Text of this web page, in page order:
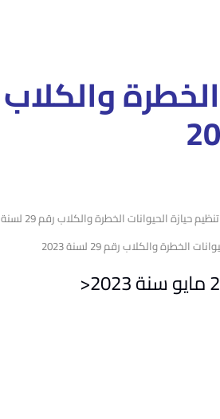
والكلاب
قانون تربية الكلاب فى مصر – شروط حيازة وتربية وأقتناء الكلاب والحيوانات المفترسة – قانون تنظيم حيازة الحيوانات الخطرة والكلاب رقم 29 لسنة